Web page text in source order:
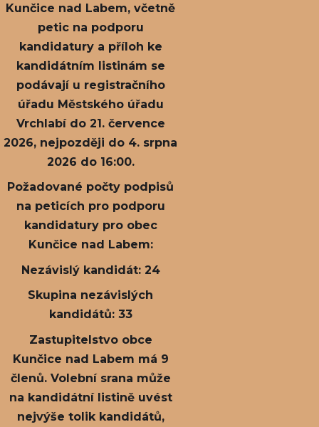
Kunčice nad Labem, včetně
petic na podporu
kandidatury a příloh ke
kandidátním listinám se
podávají u registračního
úřadu Městského úřadu
Vrchlabí do 21. července
2026, nejpozději do 4. srpna
2026 do 16:00.
Požadované počty podpisů
na peticích pro podporu
kandidatury pro obec
Kunčice nad Labem:
Nezávislý kandidát: 24
Skupina nezávislých
kandidátů: 33
Zastupitelstvo obce
Kunčice nad Labem má 9
členů. Volební srana může
na kandidátní listině uvést
nejvýše tolik kandidátů,